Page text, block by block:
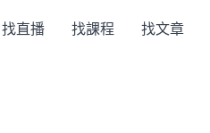
找直播 找課程 找文章